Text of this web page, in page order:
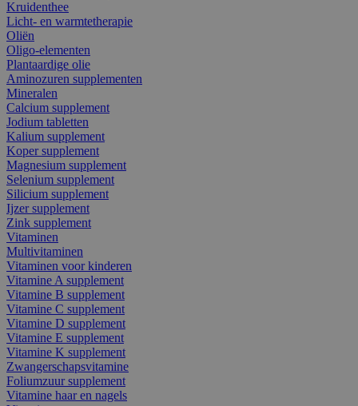
Kruidenthee
Licht- en warmtetherapie
Oliën
Oligo-elementen
Plantaardige olie
Aminozuren supplementen
Mineralen
Calcium supplement
Jodium tabletten
Kalium supplement
Koper supplement
Magnesium supplement
Selenium supplement
Silicium supplement
Ijzer supplement
Zink supplement
Vitaminen
Multivitaminen
Vitaminen voor kinderen
Vitamine A supplement
Vitamine B supplement
Vitamine C supplement
Vitamine D supplement
Vitamine E supplement
Vitamine K supplement
Zwangerschapsvitamine
Foliumzuur supplement
Vitamine haar en nagels